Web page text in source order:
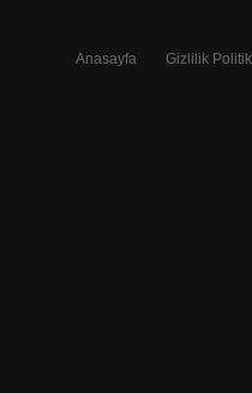
Anasayfa Gizlilik